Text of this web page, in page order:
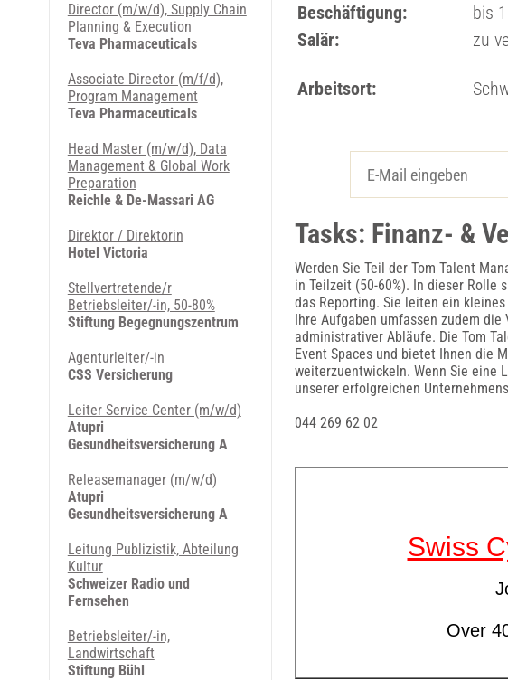
Beschäftigung:
bis
Salär:
zu
Arbeitsort:
Tasks: Finanz- &
Werden Sie Teil der Tom Talent
in Teilzeit (50-60%). In dieser Rolle
das Reporting. Sie leiten ein
Ihre Aufgaben umfassen zudem
administrativer Abläufe. Die Tom
Event Spaces und bietet Ihnen die
weiterzuentwickeln. Wenn Sie eine
unserer erfolgreichen
044 269 62 02
Director (m/w/d), Supply Chain
Planning & Execution
Teva Pharmaceuticals
Associate Director (m/f/d),
Program Management
Teva Pharmaceuticals
Head Master (m/w/d), Data
Management & Global Work
Preparation
Reichle & De-Massari AG
Direktor / Direktorin
Hotel Victoria
Stellvertretende/r
Betriebsleiter/-in, 50-80%
Stiftung Begegnungszentrum
Agenturleiter/-in
CSS Versicherung
Leiter Service Center (m/w/d)
Atupri
Gesundheitsversicherung A
Releasemanager (m/w/d)
Atupri
Gesundheitsversicherung A
Leitung Publizistik, Abteilung
Kultur
Schweizer Radio und
Fernsehen
Betriebsleiter/-in,
Landwirtschaft
Stiftung Bühl